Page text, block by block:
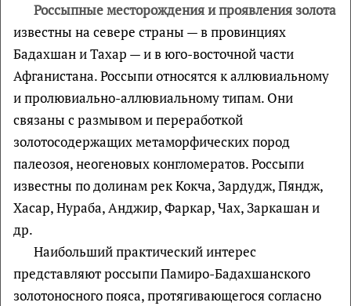
Россыпные месторождения и проявления золота
известны на севере страны — в провинциях
Бадахшан и Тахар — и в юго-восточной части
Афганистана. Россыпи относятся к аллювиальному
и пролювиально-аллювиальному типам. Они
связаны с размывом и переработкой
золотосодержащих метаморфических пород
палеозоя, неогеновых конгломератов. Россыпи
известны по долинам рек Кокча, Зардудж, Пяндж,
Хасар, Нураба, Анджир, Фаркар, Чах, Заркашан и
др.
Наибольший практический интерес
представляют россыпи Памиро-Бадахшанского
золотоносного пояса, протягивающегося согласно